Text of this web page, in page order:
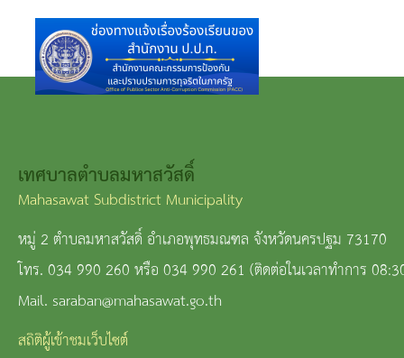
เทศบาลตำบลมหาสวัสดิ์
Mahasawat Subdistrict Municipality
หมู่ 2 ตำบลมหาสวัสดิ์ อำเภอพุทธมณฑล จังหวัดนครปฐม 73170
โทร. 034 990 260 หรือ 034 990 261 (ติดต่อในเวลาทำการ
Mail. saraban@mahasawat.go.th
สถิติผู้เข้าชมเว็บไซต์